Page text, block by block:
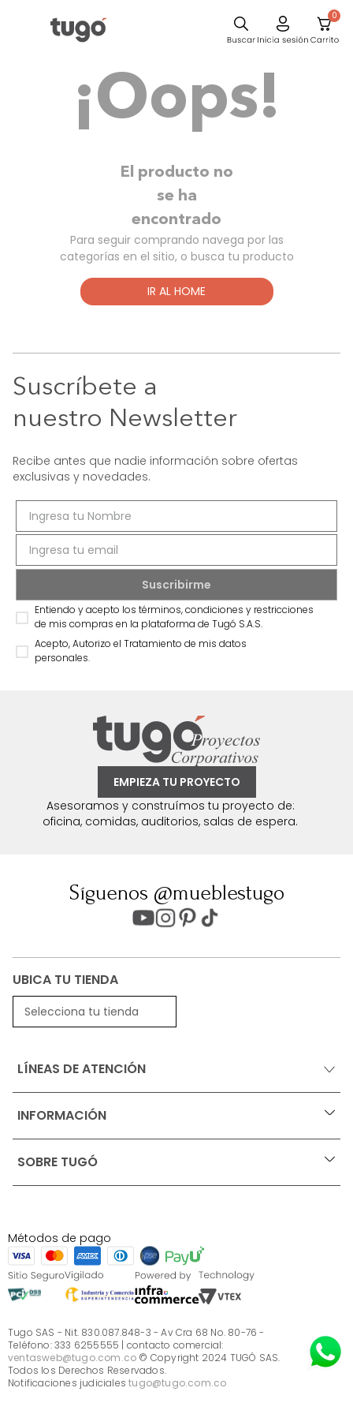
0
¡Oops!
El producto no
se ha
encontrado
Para seguir comprando navega por las
categorías en el sitio, o busca tu producto
IR AL HOME
Suscríbete a
nuestro Newsletter
Recibe antes que nadie información sobre ofertas
exclusivas y novedades.
Entiendo y acepto los términos, condiciones y restricciones
de mis compras en la plataforma de Tugó S.A.S.
Acepto, Autorizo el Tratamiento de mis datos
personales.
EMPIEZA TU PROYECTO
Asesoramos y construímos tu proyecto de:
oficina, comidas, auditorios, salas de espera.
Síguenos @mueblestugo
UBICA TU TIENDA
Selecciona tu tienda
LÍNEAS DE ATENCIÓN
INFORMACIÓN +
Ofertas vigentes
Términos, condiciones y restricciones para productos
S.A.S
Términos, condiciones y restricciones Tugó S.A.S
Instructivo cuidado de muebles
Sé parte de Tugó
¿Quiénes somos?
Servicio al cliente
SOBRE TUGÓ +
¿Quieres vender en Tugó?
Métodos de pago
Tugo SAS - Nit. 830.087.848-3 - Av Cra 68 No. 80-76 -
Teléfono: 333 6255555 | contacto comercial:
ventasweb@tugo.com.co © Copyright 2024 TUGÓ SAS.
Todos los Derechos Reservados.
Notificaciones judicialestugo@tugo.com.co
Escritorio
Cama
Mesa Centro
Mesa Noche